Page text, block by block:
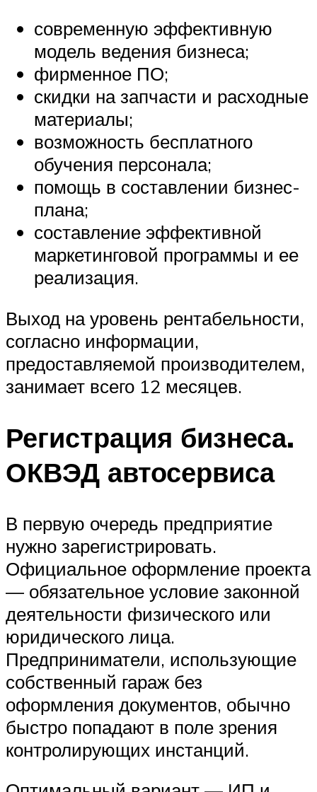
современную эффективную
модель ведения бизнеса;
фирменное ПО;
скидки на запчасти и расходные
материалы;
возможность бесплатного
обучения персонала;
помощь в составлении бизнес-
плана;
составление эффективной
маркетинговой программы и ее
реализация.
Выход на уровень рентабельности,
согласно информации,
предоставляемой производителем,
занимает всего 12 месяцев.
Регистрация бизнеса.
ОКВЭД автосервиса
В первую очередь предприятие
нужно зарегистрировать.
Официальное оформление проекта
— обязательное условие законной
деятельности физического или
юридического лица.
Предприниматели, использующие
собственный гараж без
оформления документов, обычно
быстро попадают в поле зрения
контролирующих инстанций.